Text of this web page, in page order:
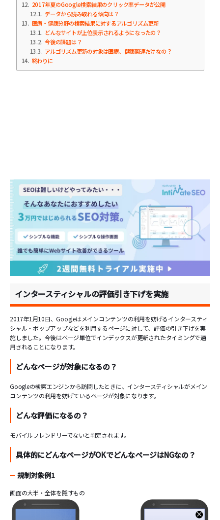
12
2017年夏のGoogle検索結果のクリック率データが公開
12.1 データから読み取れる傾向は？
13
医療・健康分野の検索結果に対するアルゴリズム更新
13.1
どんなサイトが上位表示されるようになったの？
13.2 今後の課題は？
13.3
アルゴリズム更新の対象は医療、健康関連だけなの？
14 終わりに
インタースティシャルの評価引き下げを実施
2017年1月10日、Googleはメインコンテンツの利用を妨げるインタースティ
シャル・ポップアップなどを利用するページに対して、評価の引き下げを実
施しました。今後はページ単位でインデックスが更新されたタイミングで適
用されることになります。
どんなページが対象になるの？
Googleの検索エンジンから訪問したときに、インタースティシャルがメイン
コンテンツの利用を妨げているページが対象になります。
どんな評価になるの？
モバイルフレンドリーでないと判定されます。
具体的にどんなページがOKでどんなページはNGなの？
規制対象例1
画面の大半・全体を隠すもの